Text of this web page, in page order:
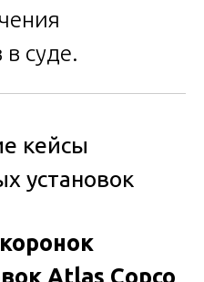
в суде.
кейсы
установок
Atlas Copco